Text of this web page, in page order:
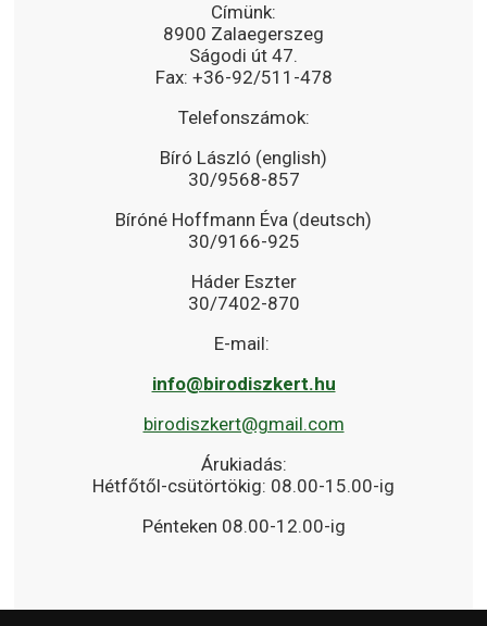
Címünk:
8900 Zalaegerszeg
Ságodi út 47.
Fax: +36-92/511-478
Telefonszámok:
Bíró László (english)
30/9568-857
Bíróné Hoffmann Éva (deutsch)
30/9166-925
Háder Eszter
30/7402-870
E-mail:
info@birodiszkert.hu
birodiszkert@gmail.com
Árukiadás:
Hétfőtől-csütörtökig: 08.00-15.00-ig
Pénteken 08.00-12.00-ig